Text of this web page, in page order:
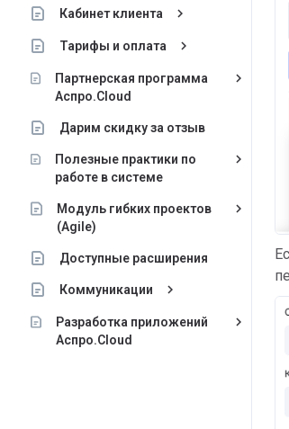
Кабинет клиента keyboard_arrow_right
Тарифы и оплата keyboard_arrow_right
Партнерская программа
Аспро.Cloud
keyboard_arrow_right
Дарим скидку за отзыв
Полезные практики по
работе в системе
keyboard_arrow_right
Модуль гибких проектов
(Agile)
keyboard_arrow_right
Доступные расширения
Коммуникации keyboard_arrow_right
Разработка приложений
Аспро.Cloud
keyboard_arrow_right